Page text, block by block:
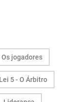
Os jogadores
Lei 5 - O Árbitro